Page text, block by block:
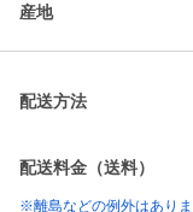
産地
配送方法
配送料金（送料）
※離島などの例外はあり